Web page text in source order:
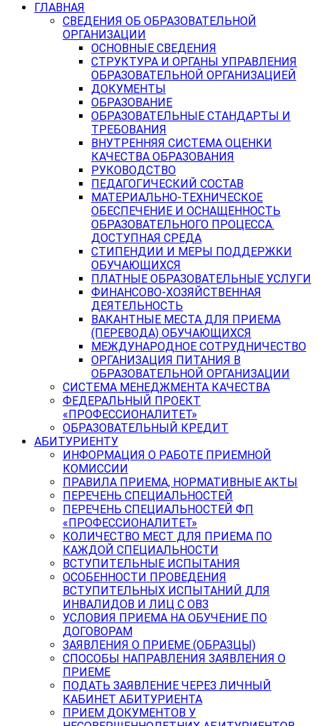
ГЛАВНАЯ
СВЕДЕНИЯ ОБ ОБРАЗОВАТЕЛЬНОЙ
ОРГАНИЗАЦИИ
ОСНОВНЫЕ СВЕДЕНИЯ
СТРУКТУРА И ОРГАНЫ УПРАВЛЕНИЯ
ОБРАЗОВАТЕЛЬНОЙ ОРГАНИЗАЦИЕЙ
ДОКУМЕНТЫ
ОБРАЗОВАНИЕ
ОБРАЗОВАТЕЛЬНЫЕ СТАНДАРТЫ И
ТРЕБОВАНИЯ
ВНУТРЕННЯЯ СИСТЕМА ОЦЕНКИ
КАЧЕСТВА ОБРАЗОВАНИЯ
РУКОВОДСТВО
ПЕДАГОГИЧЕСКИЙ СОСТАВ
МАТЕРИАЛЬНО-ТЕХНИЧЕСКОЕ
ОБЕСПЕЧЕНИЕ И ОСНАЩЕННОСТЬ
ОБРАЗОВАТЕЛЬНОГО ПРОЦЕССА.
ДОСТУПНАЯ СРЕДА
СТИПЕНДИИ И МЕРЫ ПОДДЕРЖКИ
ОБУЧАЮЩИХСЯ
ПЛАТНЫЕ ОБРАЗОВАТЕЛЬНЫЕ УСЛУГИ
ФИНАНСОВО-ХОЗЯЙСТВЕННАЯ
ДЕЯТЕЛЬНОСТЬ
ВАКАНТНЫЕ МЕСТА ДЛЯ ПРИЕМА
(ПЕРЕВОДА) ОБУЧАЮЩИХСЯ
МЕЖДУНАРОДНОЕ СОТРУДНИЧЕСТВО
ОРГАНИЗАЦИЯ ПИТАНИЯ В
ОБРАЗОВАТЕЛЬНОЙ ОРГАНИЗАЦИИ
СИСТЕМА МЕНЕДЖМЕНТА КАЧЕСТВА
ФЕДЕРАЛЬНЫЙ ПРОЕКТ
«ПРОФЕССИОНАЛИТЕТ»
ОБРАЗОВАТЕЛЬНЫЙ КРЕДИТ
АБИТУРИЕНТУ
ИНФОРМАЦИЯ О РАБОТЕ ПРИЕМНОЙ
КОМИССИИ
ПРАВИЛА ПРИЕМА, НОРМАТИВНЫЕ АКТЫ
ПЕРЕЧЕНЬ СПЕЦИАЛЬНОСТЕЙ
ПЕРЕЧЕНЬ СПЕЦИАЛЬНОСТЕЙ ФП
«ПРОФЕССИОНАЛИТЕТ»
КОЛИЧЕСТВО МЕСТ ДЛЯ ПРИЕМА ПО
КАЖДОЙ СПЕЦИАЛЬНОСТИ
ВСТУПИТЕЛЬНЫЕ ИСПЫТАНИЯ
ОСОБЕННОСТИ ПРОВЕДЕНИЯ
ВСТУПИТЕЛЬНЫХ ИСПЫТАНИЙ ДЛЯ
ИНВАЛИДОВ И ЛИЦ С ОВЗ
УСЛОВИЯ ПРИЕМА НА ОБУЧЕНИЕ ПО
ДОГОВОРАМ
ЗАЯВЛЕНИЯ О ПРИЕМЕ (ОБРАЗЦЫ)
СПОСОБЫ НАПРАВЛЕНИЯ ЗАЯВЛЕНИЯ О
ПРИЕМЕ
ПОДАТЬ ЗАЯВЛЕНИЕ ЧЕРЕЗ ЛИЧНЫЙ
КАБИНЕТ АБИТУРИЕНТА
ПРИЕМ ДОКУМЕНТОВ У